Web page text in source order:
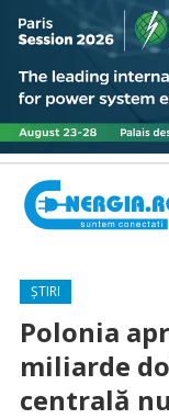
ȘTIRI
Polonia
miliarde
centrală